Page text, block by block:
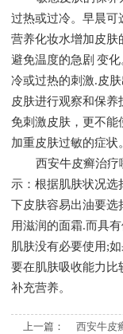
过热或过冷。早晨可
营养化妆水增加皮
避免温度的急剧 变
冷或过热的刺激.皮
皮肤进行观察和保
免刺激皮肤，更不能
加重皮肤过敏的症状。
西安牛皮癣治疗
示：根据肌肤状况
下皮肤容易出油要选
用滋润的面霜.而具
肌肤没有必要使用;
要在肌肤吸收能力
补充营养。
上一篇：
西安牛皮